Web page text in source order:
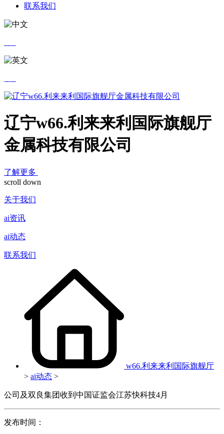
联系我们
辽宁w66.利来来利国际旗舰厅
金属科技有限公司
了解更多
scroll down
关于我们
ai资讯
ai动态
联系我们
w66.利来来利国际旗舰厅
> ai动态 >
公司及双良集团收到中国证监会江苏快科技4月
发布时间：